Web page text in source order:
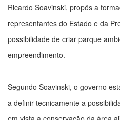
Ricardo Soavinski, propôs a
representantes do Estado e da
possibilidade de criar parque
empreendimento.
Segundo Soavinski, o governo
a definir tecnicamente a